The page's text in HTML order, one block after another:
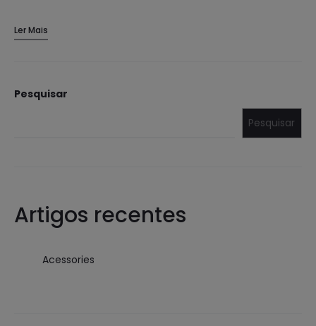
Ler Mais
Pesquisar
Pesquisar
Artigos recentes
Acessories